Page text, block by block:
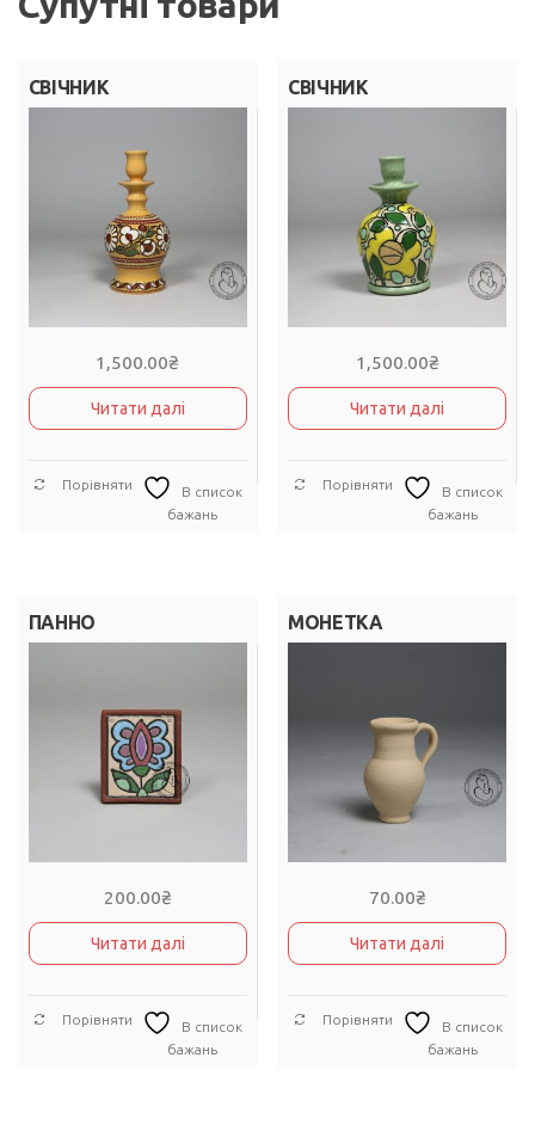
СВІЧНИК
1,500.00₴
Читати далі
Порівняти
В список
бажань
СВІЧНИК
1,500.00₴
Читати далі
Порівняти
В список
бажань
ПАННО
200.00₴
Читати далі
Порівняти
В список
бажань
МОНЕТКА
70.00₴
Читати далі
Порівняти
В список
бажань